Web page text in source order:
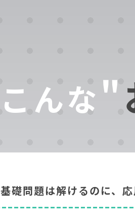
こんな"
基礎問題は解けるのに、